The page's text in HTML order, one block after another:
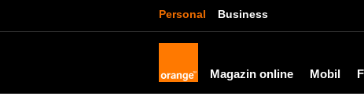
Personal Business
Magazin online Mobil